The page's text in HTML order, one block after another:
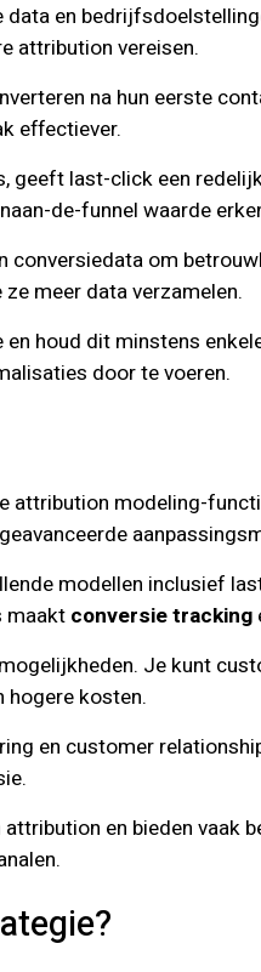
en
attribution vereisen.
na hun eerste
effectiever.
last-click een
de-funnel waarde
om
meer data verzamelen.
houd dit minstens
door te voeren.
attribution modeling-
modellen inclusief
maakt conversie tracking
Je kunt
hogere kosten.
en customer
en bieden vaak